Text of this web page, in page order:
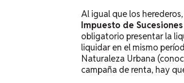
Al igual que los
Impuesto de Sucesiones
obligatorio presentar la
liquidar en el mismo
Naturaleza Urbana
campaña de renta, hay